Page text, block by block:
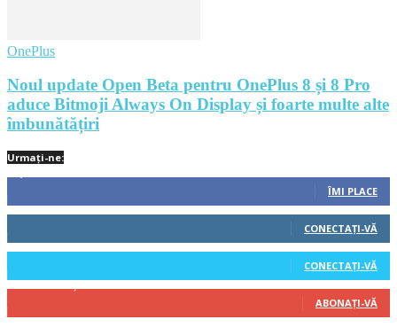
OnePlus
Noul update Open Beta pentru OnePlus 8 și 8 Pro
aduce Bitmoji Always On Display și foarte multe alte
îmbunătățiri
Urmați-ne:
ÎMI PLACE
522 Cititori
CONECTAȚI-VĂ
45 Cititori
CONECTAȚI-VĂ
314 Abonați
ABONAȚI-VĂ